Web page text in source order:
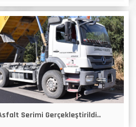
Serimi Gerçekleştirildi..